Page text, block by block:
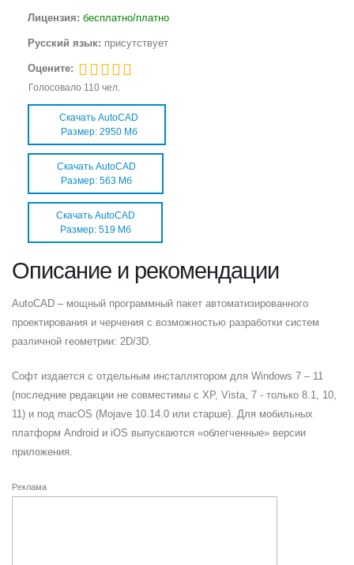
Лицензия: бесплатно/платно
Русский язык: присутствует
Оцените:
Голосовало 110 чел.
Скачать AutoCAD
Размер: 2950 Мб
Скачать AutoCAD
Размер: 563 Мб
Скачать AutoCAD
Размер: 519 Мб
Описание и рекомендации
AutoCAD – мощный программный пакет автоматизированного
проектирования и черчения с возможностью разработки систем
различной геометрии: 2D/3D.
Софт издается с отдельным инсталлятором для Windows 7 – 11
(последние редакции не совместимы с XP, Vista, 7 - только 8.1, 10,
11) и под macOS (Mojave 10.14.0 или старше). Для мобильных
платформ Android и iOS выпускаются «облегченные» версии
приложения.
Реклама